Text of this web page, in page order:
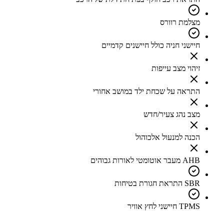
מצלמת רוורס
חיישני חניה כולל חיישנים קדמיים
זיהוי מצב עייפות
התראה על שכחת ילד במושב אחורי
מצב נהג צעיר/חדש
הכנה למנעול אלכוהול
AHB מעבר אוטומטי לאורות גבוהים
SBR התראת חגורת בטיחות
TPMS חיישני לחץ אוויר